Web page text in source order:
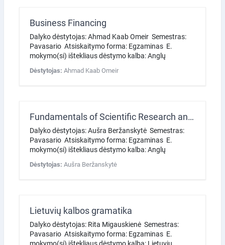
Business Financing
Dalyko dėstytojas: Ahmad Kaab Omeir Semestras:
Pavasario Atsiskaitymo forma: Egzaminas E.
mokymo(si) ištekliaus dėstymo kalba: Anglų
Dėstytojas: Ahmad Kaab Omeir
Fundamentals of Scientific Research and Biostatistics
Dalyko dėstytojas: Aušra Beržanskytė Semestras:
Pavasario Atsiskaitymo forma: Egzaminas E.
mokymo(si) ištekliaus dėstymo kalba: Anglų
Dėstytojas: Aušra Beržanskytė
Lietuvių kalbos gramatika
Dalyko dėstytojas: Rita Migauskienė Semestras:
Pavasario Atsiskaitymo forma: Egzaminas E.
mokymo(si) ištekliaus dėstymo kalba: Lietuvių